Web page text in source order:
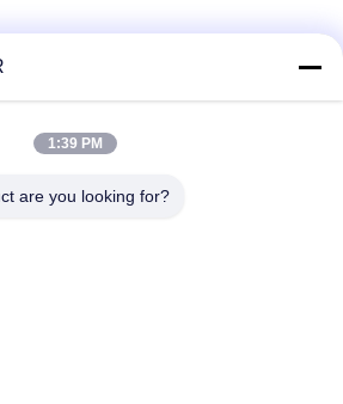
Sanayi Bölgesi, Baishixia, Fuyong
1:39 PM
are you looking for?